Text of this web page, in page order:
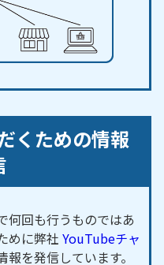
くための情報
何回も行うものではあ
めに弊社 YouTubeチャ
を発信しています。